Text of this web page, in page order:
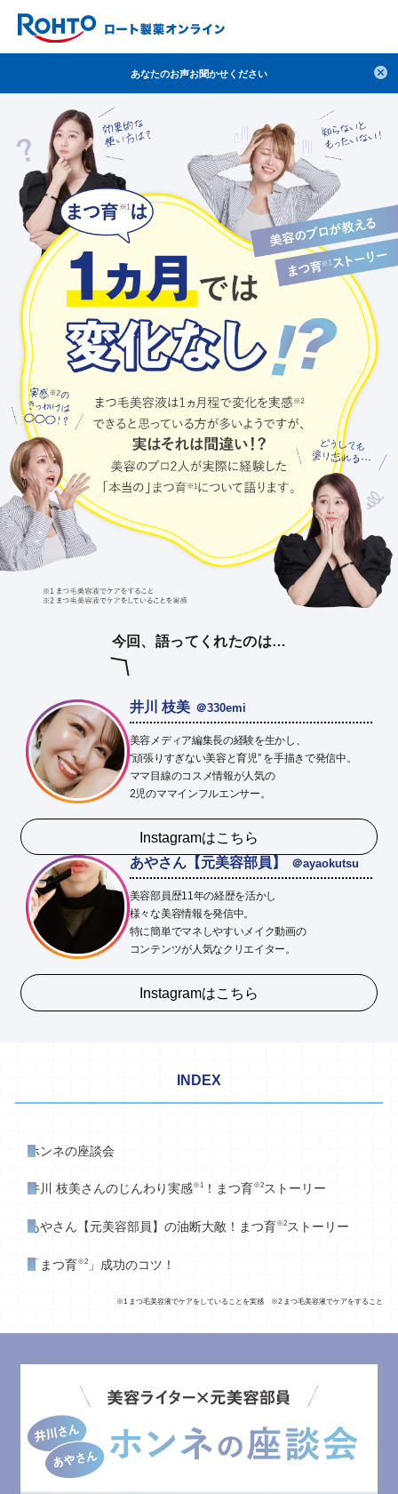
目薬 ロートV5 熱中症対策
デオコ セラミド オバジ ダーマセプトRX
アゼライン酸 ハイドロキノン レチノール
冬虫夏草 セノビック エピステーム SKIO
メラノCC ケアセラ 美容サプリメント
ヘリオホワイト 制汗剤 洗顔 数量限定
ブランドから探す 使用用途から探す
成分から探す 注目の商品 を見る
ポイント交換品 を見る お問い合わせ
検索
ログイン / 新規会員登録
∟ 美容サプリメント
美容・スキンケア
∟ スキンケア
∟ 美容サプリメント
医薬品・目薬
その他
お悩み・用途から探す
おトクなロート定期便
ポイントを貯める
ジャーナル(美容情報・健康情報・読み物)
スタッフのお気に入り
ご案内
新着情報
ご利用ガイド
個人情報の取り扱い
医薬品の販売に関する表示
特定商取引に関する法律に基づく表記
ご利用環境
サイトマップ
あなたのお声お聞かせください
今回、語ってくれたのは…
井川 枝美 ＠330emi
美容メディア編集長の経験を生かし、
“頑張りすぎない美容と育児” を手描きで発信中。
ママ目線のコスメ情報が人気の
2児のママインフルエンサー。
Instagramはこちら
あやさん【元美容部員】
＠ayaokutsu
美容部員歴11年の経歴を活かし
様々な美容情報を発信中。
特に簡単でマネしやすいメイク動画の
コンテンツが人気なクリエイター。
Instagramはこちら
INDEX
ホンネの座談会
井川 枝美さんのじんわり実感※1 ！まつ育※2ストーリー
あやさん【元美容部員】の油断大敵！まつ育※2 ストーリー
「まつ育※2 」成功のコツ！
※1 まつ毛美容液でケアをしていることを実感 ※2 まつ毛美容液でケアをすること